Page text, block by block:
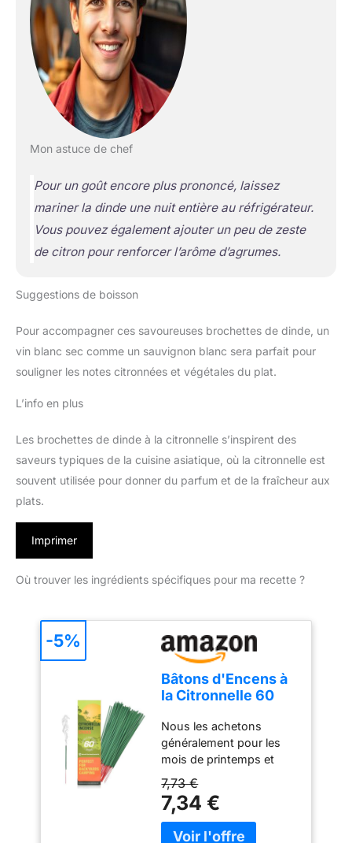
Mon astuce de chef
Pour un goût encore plus prononcé, laissez
mariner la dinde une nuit entière au réfrigérateur.
Vous pouvez également ajouter un peu de zeste
de citron pour renforcer l’arôme d’agrumes.
Suggestions de boisson
Pour accompagner ces savoureuses brochettes de dinde, un
vin blanc sec comme un sauvignon blanc sera parfait pour
souligner les notes citronnées et végétales du plat.
L’info en plus
Les brochettes de dinde à la citronnelle s’inspirent des
saveurs typiques de la cuisine asiatique, où la citronnelle est
souvent utilisée pour donner du parfum et de la fraîcheur aux
plats.
Imprimer
Où trouver les ingrédients spécifiques pour ma recette ?
Bâtons d'Encens à
la Citronnelle 60
Encens à la
citronnelle pour Le
Camping, Le Patio,
la randonnée,
l'extérieur, etc
Nous les achetons
généralement pour les
mois de printemps et
d’été. Ils fonctionnent
très bien et nous
permettent de profiter de
notre jardin. Brûle très
7,73 €
7,34 €
-5%